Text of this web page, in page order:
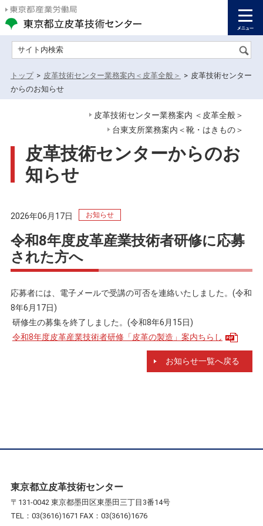
サイト内検索
トップ > 皮革技術センター業務案内＜皮革全般＞ > 皮革技術センター
からのお知らせ
皮革技術センター業務案内 ＜皮革全般＞
台東支所業務案内＜靴・はきもの＞
皮革技術センターからのお
知らせ
2026年06月17日 お知らせ
令和8年度皮革産業技術者研修に応募
された方へ
応募者には、電子メールで受講の可否を連絡いたしました。(令和
8年6月17日)
研修生の募集を終了しました。(令和8年6月15日)
令和8年度皮革産業技術者研修「皮革の製造」案内ちらし
お知らせ一覧へ戻る
東京都立皮革技術センター
〒131-0042 東京都墨田区東墨田三丁目3番14号
TEL：03(3616)1671 FAX：03(3616)1676